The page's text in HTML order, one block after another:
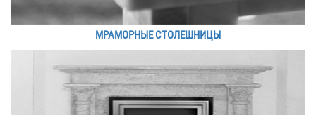
МРАМОРНЫЕ СТОЛЕШНИЦЫ